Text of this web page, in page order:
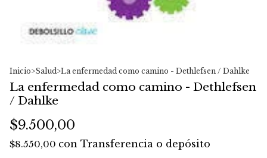
Inicio>Salud >La enfermedad como camino - Dethlefsen / Dahlke
La enfermedad como camino - Dethlefsen
/ Dahlke
$9.500,00
$8.550,00 con Transferencia o depósito